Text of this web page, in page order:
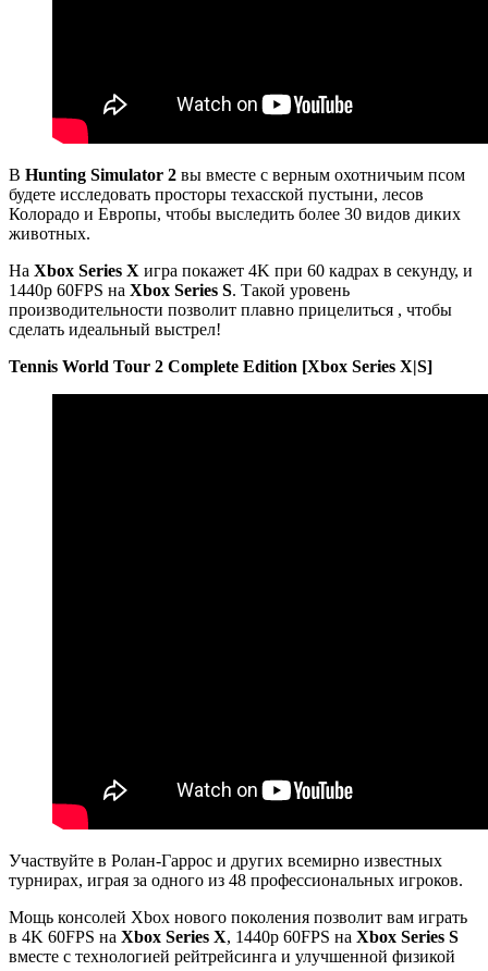
В Hunting Simulator 2 вы вместе с верным охотничьим псом
будете исследовать просторы техасской пустыни, лесов
Колорадо и Европы, чтобы выследить более 30 видов диких
животных.
На Xbox Series X игра покажет 4K при 60 кадрах в секунду, и
1440p 60FPS на Xbox Series S. Такой уровень
производительности позволит плавно прицелиться , чтобы
сделать идеальный выстрел!
Tennis World Tour 2 Complete Edition [Xbox Series X|S]
Участвуйте в Ролан-Гаррос и других всемирно известных
турнирах, играя за одного из 48 профессиональных игроков.
Мощь консолей Xbox нового поколения позволит вам играть
в 4K 60FPS на Xbox Series X, 1440р 60FPS на Xbox Series S
вместе с технологией рейтрейсинга и улучшенной физикой